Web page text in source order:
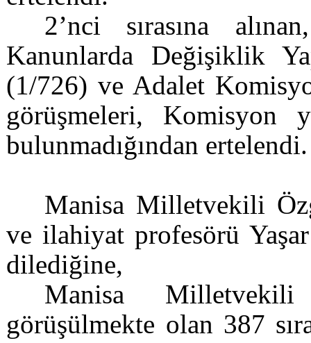
2’nci sırasına
Kanunlarda Değişiklik
(1/726) ve Adalet
görüşmeleri, Komisyon
bulunmadığından ertelendi.
Manisa Milletvekili
ve ilahiyat profesörü
dilediğine,
Manisa
görüşülmekte olan 387